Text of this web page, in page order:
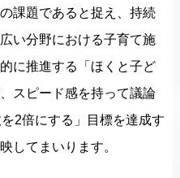
課題であると捉え、持続
い分野における子育て施
に推進する「ほくと子ど
スピード感を持って議論
2倍にする」目標を達成す
してまいります。